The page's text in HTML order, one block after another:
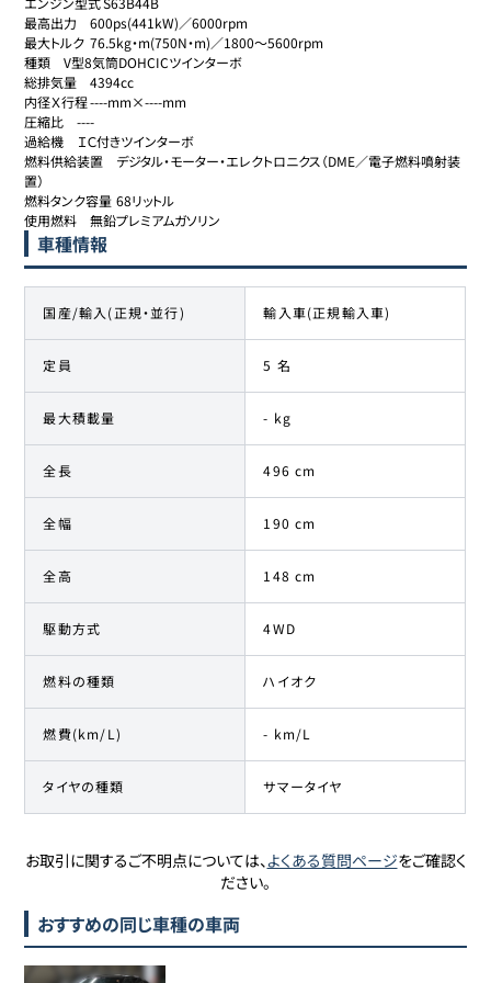
最高出力	600ps(441kW)／6000rpm
最大トルク	76.5kg・m(750N・m)／1800～5600rpm
種類	V型8気筒DOHCICツインターボ
総排気量	4394cc
内径Ｘ行程	----mm×----mm
圧縮比	----
過給機	ＩＣ付きツインターボ
燃料供給装置	デジタル・モーター・エレクトロニクス（DME／電子燃料噴射装
置）
燃料タンク容量	68リットル
使用燃料	無鉛プレミアムガソリン
車種情報
国産/輸入(正規・並行) 輸入車(正規輸入車)
定員 5 名
最大積載量 - kg
全長 496 cm
全幅 190 cm
全高 148 cm
駆動方式 4WD
燃料の種類 ハイオク
燃費(km/L) - km/L
タイヤの種類 サマータイヤ
お取引に関するご不明点については、よくある質問ページをご確認く
ださい。
おすすめの同じ車種の車両